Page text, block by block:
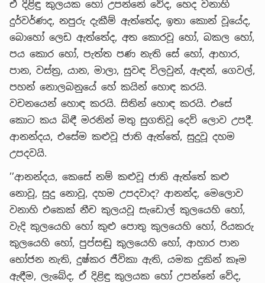
ඒ දිළිඳු කුලයක හෝ උපන්නේ වේද, හෙද වනාහි
දුර්වර්ණද, නපුරු දැකීම් ඇත්තේද, ඉතා කොන් වූයේද,
බොහෝ ලෙඩ ඇත්තේද, අත කොරවූ හෝ, බකල හෝ,
පය කොර හෝ, පැත්ත පණ නැති සේ හෝ, ආහාර,
පාන, වස්ත්‍ර, යාන, මාලා, සුවඳ විලවුන්, ඇඳන්, ගෙවල්,
පහන් නොලබනුයේ හේ කයින් හොඳ කරයි.
වචනයෙන් හොඳ කරයි. සිතින් හොඳ කරයි. එසේ
කොට කය බිඳී මරනින් මතු සුගතිවූ දෙව් ලොව උපදී.
ආනන්දය, එසේම කළුවූ ජාති ඇත්තේ, සුදුවූ දහම
උපදවයි.
’’ආනන්දය, කෙසේ නම් කළුවූ ජාති ඇත්තේ කළු
නොවූ, සුදු නොවූ, දහම උපදවාද? ආනන්ද, මෙලොව
වනාහි එකෙක් නීච කුලයවූ සැඩොල් කුලයෙහි හෝ,
වැදි කුලයෙහි හෝ කුළු පොතු කුලයෙහි හෝ, රියකරු
කුලයෙහි හෝ, පුප්සඬු කුලයෙහි හෝ, ආහාර පාන
භෝජන නැති, දුෂ්කර ජීවිකා ඇති, යමක දුකින් කෑම
ඇඳීම, ලැබේද, ඒ දිළිඳු කුලයක හෝ උපන්නේ වේද,